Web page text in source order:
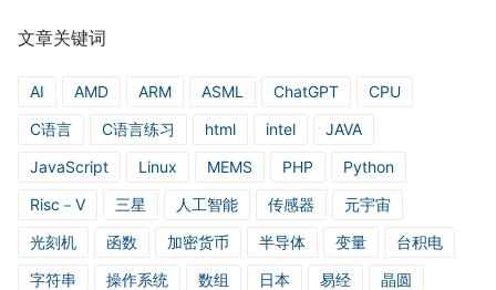
文章关键词
AI AMD ARM ASML ChatGPT
CPU
C语言
C语言练习 html intel
JAVA
JavaScript
Linux MEMS PHP
Python
Risc－V
三星 人工智能 传感器
元宇宙
光刻机
函数 加密货币 半导体 变量
台积电
字符串
操作系统 数组 日本 易经
晶圆